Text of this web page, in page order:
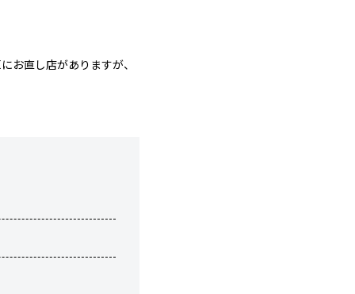
お直し店がありますが、